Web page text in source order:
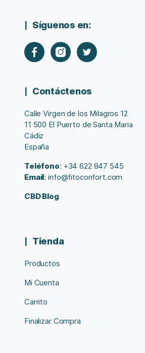
Síguenos en:
Contáctenos
Calle Virgen de los Milagros 12
11 500 El Puerto de Santa Maria
Cádiz
España
Teléfono: +34 622 847 545
Email: info@fitoconfort.com
CBD Blog
Tienda
Productos
Mi Cuenta
Carrito
Finalizar Compra